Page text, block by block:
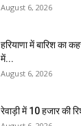
August 6, 2026
हरियाणा में बारिश का
में...
August 6, 2026
रेवाड़ी में 10 हजार की